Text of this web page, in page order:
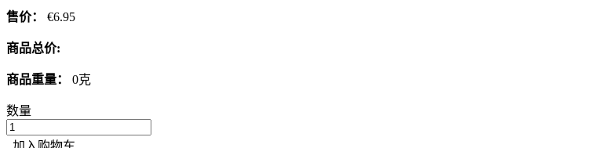
售价： €6.95
商品总价:
商品重量： 0克
数量